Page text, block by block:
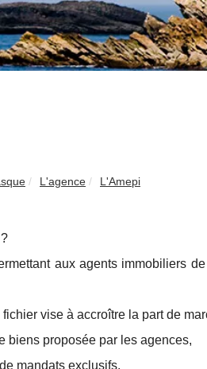
L'agence L'Amepi
aux agents immobiliers
vise à accroître la part de
biens proposée par les agences,
mandats exclusifs.